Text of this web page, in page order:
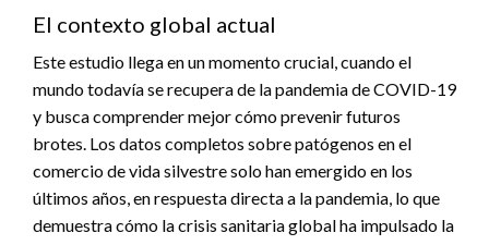
El contexto global actual
Este estudio llega en un momento crucial, cuando el
mundo todavía se recupera de la pandemia de COVID-19
y busca comprender mejor cómo prevenir futuros
brotes. Los datos completos sobre patógenos en el
comercio de vida silvestre solo han emergido en los
últimos años, en respuesta directa a la pandemia, lo que
demuestra cómo la crisis sanitaria global ha impulsado la